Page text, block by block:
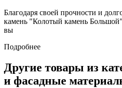
Благодаря своей прочности и
камень "Колотый камень
вы
Подробнее
Другие товары из
и фасадные